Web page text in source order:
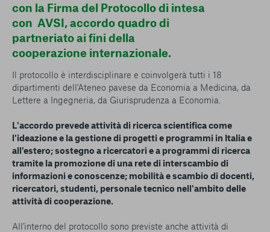
con la Firma del Protocollo di intesa
con AVSI, accordo quadro di
partneriato ai fini della
cooperazione internazionale.
Il protocollo è interdisciplinare e coinvolgerà tutti i 18
dipartimenti dell'Ateneo pavese da Economia a Medicina, da
Lettere a Ingegneria, da Giurisprudenza a Economia.
L'accordo prevede attività di ricerca scientifica come
l'ideazione e la gestione di progetti e programmi in Italia e
all'estero; sostegno a ricercatori e a programmi di ricerca
tramite la promozione di una rete di interscambio di
informazioni e conoscenze; mobilità e scambio di docenti,
ricercatori, studenti, personale tecnico nell'ambito delle
attività di cooperazione.
All'interno del protocollo sono previste anche attività di